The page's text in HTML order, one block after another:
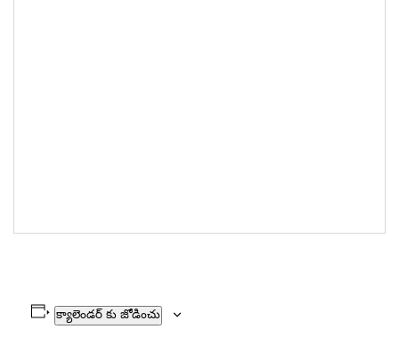
క్యాలెండర్ కు జోడించు